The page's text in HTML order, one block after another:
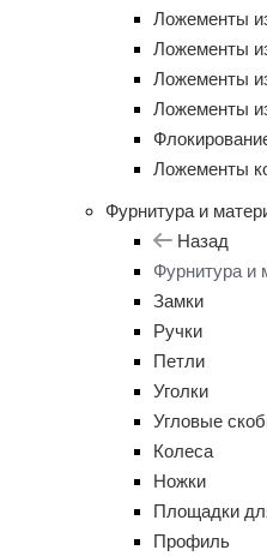
Ложементы
Ложементы
Ложементы
Ложементы
Ложементы
Фурнитура и
Назад
Фурнитура и
Замки
Ручки
Петли
Уголки
Угловые
Колеса
Ножки
Площадки
Профиль